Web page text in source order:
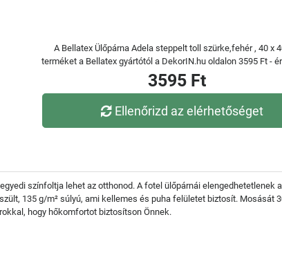
A Bellatex Ülőpárna Adela steppelt toll szürke,fehér , 40 x
terméket a Bellatex gyártótól a DekorIN.hu oldalon 3595 Ft -
3595 Ft
Ellenőrizd az elérhetőséget
színfoltja lehet az otthonod. A fotel ülőpárnái
135 g/m² súlyú, ami kellemes és puha felületet biztosít. Mosását
hogy hőkomfortot biztosítson Önnek.